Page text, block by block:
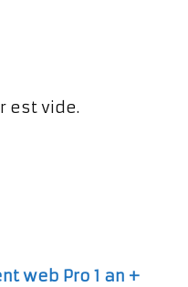
est vide.
web Pro 1 an +